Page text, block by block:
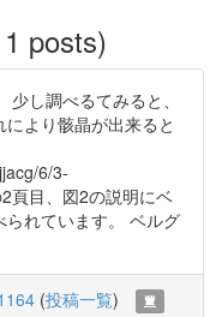
posts)
し調べるてみると、
より骸晶が出来ると
6/3-
頁目、図2の説明にベ
れています。 ベルグ
(投稿一覧)